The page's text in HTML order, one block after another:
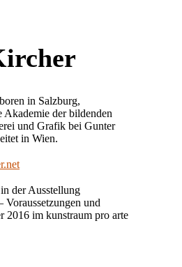
in Salzburg,
Akademie der bildenden
und Grafik bei Gunter
in Wien.
der Ausstellung
Voraussetzungen und
2016 im kunstraum pro arte